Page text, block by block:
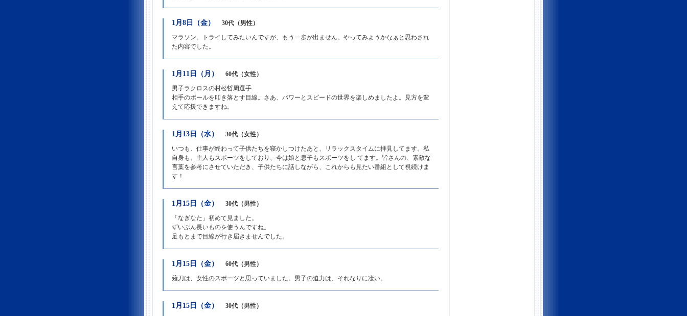
1月8日（金） 30代（男性）
マラソン。トライしてみたいんですが、もう一歩が出ません。やってみようかなぁと思わされ
た内容でした。
1月11日（月） 60代（女性）
男子ラクロスの村松哲周選手
相手のボールを叩き落とす目線。さあ、パワーとスピードの世界を楽しめましたよ。見方を変
えて応援できますね。
1月13日（水） 30代（女性）
いつも、仕事が終わって子供たちを寝かしつけたあと、リラックスタイムに拝見してます。私
自身も、主人もスポーツをしており、今は娘と息子もスポーツをし てます。皆さんの、素敵な
言葉を参考にさせていただき、子供たちに話しながら、これからも見たい番組として視続けま
す！
1月15日（金） 30代（男性）
「なぎなた」初めて見ました。
ずいぶん長いものを使うんですね。
足もとまで目線が行き届きませんでした。
1月15日（金） 60代（男性）
薙刀は、女性のスポーツと思っていました。男子の迫力は、それなりに凄い。
1月15日（金） 30代（男性）